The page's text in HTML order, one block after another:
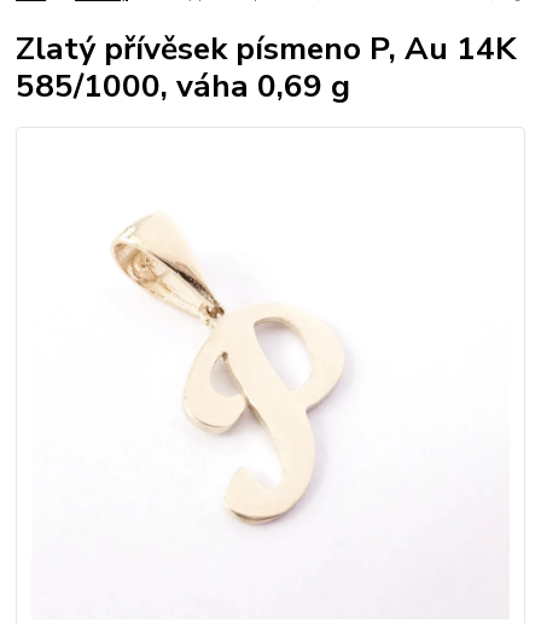
Zlatý přívěsek písmeno P, Au 14K
585/1000, váha 0,69 g